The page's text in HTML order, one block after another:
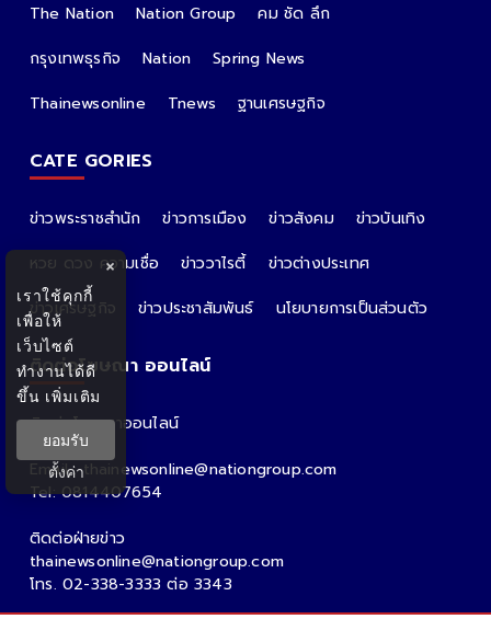
The Nation Nation Group
คม ชัด ลึก
กรุงเทพธุรกิจ
Nation
Spring News
Thainewsonline
Tnews ฐานเศรษฐกิจ
CATE GORIES
ข่าวพระราชสำนัก ข่าวการเมือง ข่าวสังคม
ข่าวบันเทิง
หวย ดวง ความเชื่อ
ข่าววาไรตี้
ข่าวต่างประเทศ
ข่าวเศรษฐกิจ
ข่าวประชาสัมพันธ์ นโยบายการเป็นส่วนตัว
ติดต่อโฆษณา ออนไลน์
ติดต่อโฆษณาออนไลน์
คุณอ้อ
Email : thainewsonline@nationgroup.com
Tel: 0814407654
ติดต่อฝ่ายข่าว
thainewsonline@nationgroup.com
โทร. 02-338-3333 ต่อ 3343
×
เราใช้คุกกี้
เพื่อให้
เว็บไซต์
ทำงานได้ดี
ขึ้น เพิ่มเติม
ยอมรับ
ตั้งค่า